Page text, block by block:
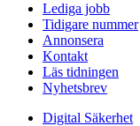
Lediga jobb
Tidigare nummer
Annonsera
Kontakt
Läs tidningen
Nyhetsbrev
Digital Säkerhet